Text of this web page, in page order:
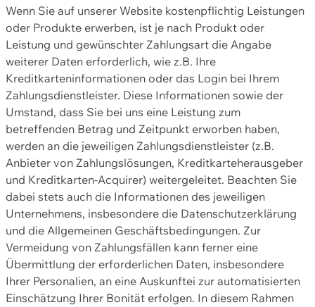
Wenn Sie auf unserer Website kostenpflichtig Leistungen
oder Produkte erwerben, ist je nach Produkt oder
Leistung und gewünschter Zahlungsart die Angabe
weiterer Daten erforderlich, wie z.B. Ihre
Kreditkarteninformationen oder das Login bei Ihrem
Zahlungsdienstleister. Diese Informationen sowie der
Umstand, dass Sie bei uns eine Leistung zum
betreffenden Betrag und Zeitpunkt erworben haben,
werden an die jeweiligen Zahlungsdienstleister (z.B.
Anbieter von Zahlungslösungen, Kreditkarteherausgeber
und Kreditkarten-Acquirer) weitergeleitet. Beachten Sie
dabei stets auch die Informationen des jeweiligen
Unternehmens, insbesondere die Datenschutzerklärung
und die Allgemeinen Geschäftsbedingungen. Zur
Vermeidung von Zahlungsfällen kann ferner eine
Übermittlung der erforderlichen Daten, insbesondere
Ihrer Personalien, an eine Auskunftei zur automatisierten
Einschätzung Ihrer Bonität erfolgen. In diesem Rahmen